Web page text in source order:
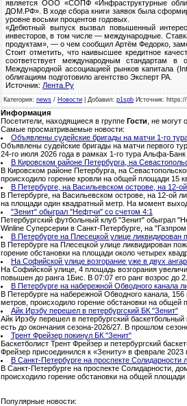
является ООО «СОПФ «Инфраструктурные
ДОМ.РФ». В ходе сбора книги заявок была
уровне восьми процентов годовых.
«Дебютный выпуск вызвал повышенный
инвесторов, в том числе — международные.
продуктам», — о чем сообщил Артём Федорко,
Стоит отметить, что наивысшее кредитное
соответствует международным стандартам в
Международной ассоциацией рынков капитала
облигациям подготовило агентство Эксперт РА.
Источник: ​ Лента.Ру
Категория: news / Новости Добавил: p1spb Источник:
Информация
Посетители, находящиеся в группе Гости , не могут
Самые просматриваемые новости:
Объявлены судейские бригады на матчи 1-го
Объявлены судейские бригады на матчи первого
24-го июля 2026 года в рамках 1-го тура Альфа-
В Кировском районе Петербурга, на
В Кировском районе Петербурга, на
происходило горение кровли на общей площади 15
В Петербурге, на Васильевском острове, на 12-
В Петербурге, на Васильевском острове, на 12-ой
на площади один квадратный метр. На момент
"Зенит" обыграл "Нефтчи" со счетом 4:1
Петербургский футбольный клуб "Зенит" обыграл
Winline Суперсерии в Санкт-Петербурге, на
В Петербурге на Плесецкой улице ликвидирован
В Петербурге на Плесецкой улице ликвидирован
горение обстановки на площади около четырех
На Софийской улице возгорание уже в двух
На Софийской улице, 4 площадь возгорания
повышен до ранга 1Бис. В 07:07 его ранг возрос до
В Петербурге на набережной Обводного канала
В Петербурге на набережной Обводного канала,
метров, происходило горение обстановки на общей
Айк Ирэбу перешел в петербургский БК "Зенит"
Айк Ирэбу перешел в петербургский
есть до окончания сезона-2026/27. В прошлом
Трент Фрейзер покинул БК "Зенит"
Баскетболист Трент Фрейзер и петербургский
Фрейзер присоединился к «Зениту» в феврале 2023
В Санкт-Петербурге на проспекте Солидарности
В Санкт-Петербурге на проспекте Солидарности,
происходило горение обстановки на общей
Популярные новости: